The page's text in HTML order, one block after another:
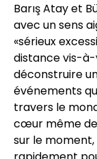
Barış Atay et
avec un sens
«sérieux
distance vis-
déconstruire
événements
travers le
cœur même
sur le